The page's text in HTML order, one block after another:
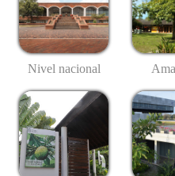
Nivel nacional